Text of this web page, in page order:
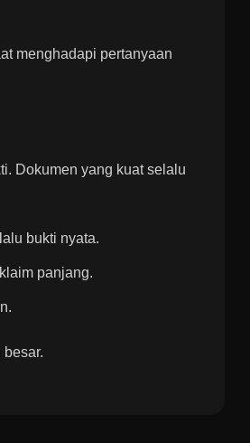
menghadapi pertanyaan
Dokumen yang kuat selalu
bukti nyata.
panjang.